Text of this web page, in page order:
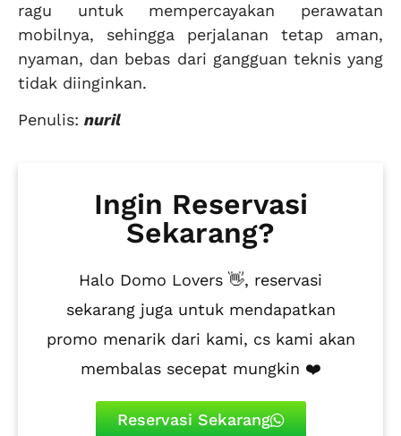
ragu untuk mempercayakan perawatan
mobilnya, sehingga perjalanan tetap aman,
nyaman, dan bebas dari gangguan teknis yang
tidak diinginkan.
Penulis: nuril
Ingin Reservasi
Sekarang?
Halo Domo Lovers 👋, reservasi
sekarang juga untuk mendapatkan
promo menarik dari kami, cs kami akan
membalas secepat mungkin ❤️
Reservasi Sekarang